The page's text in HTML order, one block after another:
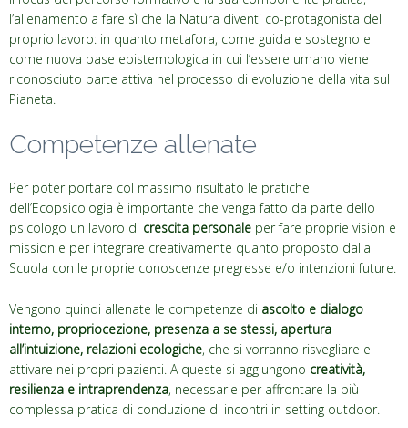
l’allenamento a fare sì che la Natura diventi co-protagonista del
proprio lavoro: in quanto metafora, come guida e sostegno e
come nuova base epistemologica in cui l’essere umano viene
riconosciuto parte attiva nel processo di evoluzione della vita sul
Pianeta.
Competenze allenate
Per poter portare col massimo risultato le pratiche
dell’Ecopsicologia è importante che venga fatto da parte dello
psicologo un lavoro di crescita personale per fare proprie vision e
mission e per integrare creativamente quanto proposto dalla
Scuola con le proprie conoscenze pregresse e/o intenzioni future.
Vengono quindi allenate le competenze di ascolto e dialogo
interno, propriocezione, presenza a se stessi, apertura
all’intuizione, relazioni ecologiche, che si vorranno risvegliare e
attivare nei propri pazienti. A queste si aggiungono creatività,
resilienza e intraprendenza, necessarie per affrontare la più
complessa pratica di conduzione di incontri in setting outdoor.